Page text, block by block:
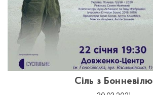
Сіль з Бонневілю